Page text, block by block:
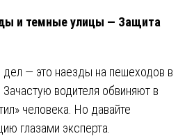
и темные улицы — Защита
дел — это наезды на пешеходов в
водителя обвиняют в
человека. Но давайте
глазами эксперта.